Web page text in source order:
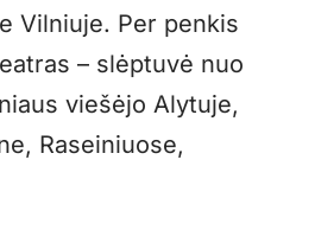
Vilniuje. Per penkis
– slėptuvė nuo
viešėjo Alytuje,
Raseiniuose,